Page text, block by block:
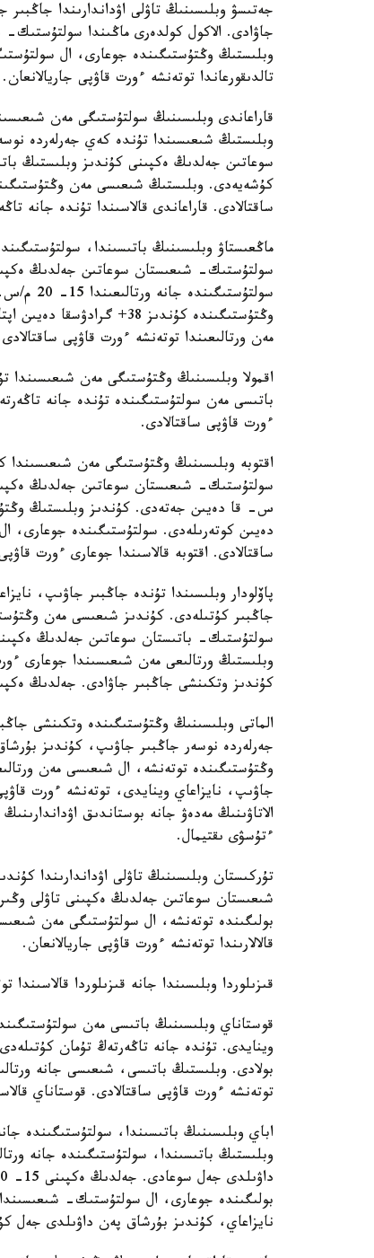
جەتىسۋ وبلىسىنىڭ تاۋلى اۋداندارىندا
وبلىستىڭ وڭتۇستىگىندە جوعارى، ال
تالدىقورعاندا توتەنشە ءورت قاۋپى جاريالانعان.
قاراعاندى وبلىسىنىڭ سولتۇستىگى مەن
وبلىستىڭ شىعىسىندا تۇندە كەي جەرلەردە
كۇشەيەدى. وبلىستىڭ شىعىسى مەن
ساقتالادى. قاراعاندى قالاسىندا تۇندە جانە
ماڭعىستاۋ وبلىسىنىڭ باتىسىندا،
سولتۇستىك- شىعىستان سوعاتىن جەلدىڭ
وڭتۇستىگىندە كۇندىز
مەن ورتالىعىندا توتەنشە ءورت قاۋپى
اقمولا وبلىسىنىڭ وڭتۇستىگى مەن شىعىسىندا
باتىسى مەن سولتۇستىگىندە تۇندە جانە
ءورت قاۋپى ساقتالادى.
اقتوبە وبلىسىنىڭ وڭتۇستىگى مەن
دەيىن كوتەرىلەدى. سولتۇستىگىندە جوعارى،
ساقتالادى. اقتوبە قالاسىندا جوعارى ءورت
پاۆلودار وبلىسىندا تۇندە جاڭبىر جاۋىپ،
جاڭبىر كۇتىلەدى. كۇندىز شىعىسى مەن
وبلىستىڭ ورتالىعى مەن شىعىسىندا جوعارى
كۇندىز وتكىنشى جاڭبىر جاۋادى. جەلدىڭ ەكپىنى تۇندە 15- 20 م/س-قا
الماتى وبلىسىنىڭ وڭتۇستىگىندە وتكىنشى
جەرلەردە نوسەر جاڭبىر جاۋىپ، كۇندىز
وڭتۇستىگىندە توتەنشە، ال شىعىسى مەن
جاۋىپ، نايزاعاي وينايدى، توتەنشە ءورت
الاتاۋىنىڭ مەدەۋ جانە بوستاندىق
ءتۇسۋى ىقتيمال.
تۇركىستان وبلىسىنىڭ تاۋلى اۋداندارىندا
بولىگىندە توتەنشە، ال سولتۇستىگى مەن
قالالارىندا توتەنشە ءورت قاۋپى جاريالانعان.
قىزىلوردا وبلىسىندا جانە قىزىلوردا
قوستاناي وبلىسىنىڭ باتىسى مەن
بولادى. وبلىستىڭ باتىسى، شىعىسى جانە
توتەنشە ءورت قاۋپى ساقتالادى. قوستاناي
اباي وبلىسىنىڭ باتىسىندا، سولتۇستىگىندە
وبلىستىڭ باتىسىندا، سولتۇستىگىندە جانە
بولىگىندە جوعارى، ال سولتۇستىك-
نايزاعاي، كۇندىز بۇرشاق پەن داۋىلدى جەل